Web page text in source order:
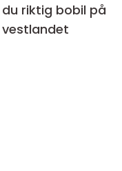
du riktig bobil på
vestlandet